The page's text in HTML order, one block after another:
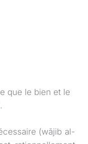
que le bien et le
(wājib al-